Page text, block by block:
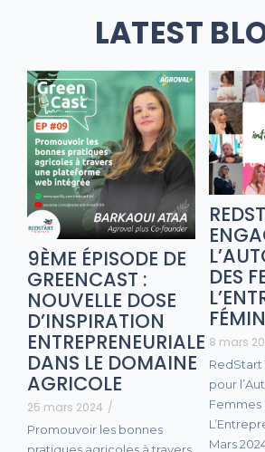
LATEST
9ÈME ÉPISODE DE
GREENCAST :
NOUVELLE DOSE
D’INSPIRATION
ENTREPRENEURIALE
DANS LE DOMAINE
AGRICOLE
25 mars 2024 /
Promouvoir les bonnes
pratiques agricoles à travers
DES
8 mars
RedStart
pour
Femmes
Mars